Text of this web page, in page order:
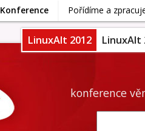
Konference Pořídíme a
LinuxAlt 2012 LinuxAlt
konference